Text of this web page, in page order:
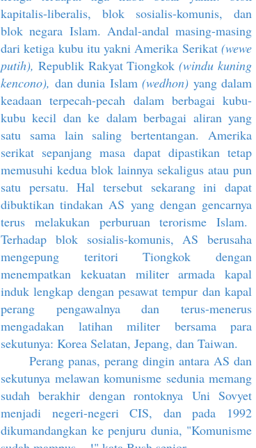
kapitalis-liberalis, blok sosialis-komunis, dan
blok negara Islam. Andal-andal masing-masing
dari ketiga kubu itu yakni Amerika Serikat (wewe
putih), Republik Rakyat Tiongkok(windu kuning
kencono), dan dunia Islam (wedhon) yang dalam
keadaan terpecah-pecah dalam berbagai kubu-
kubu kecil dan ke dalam berbagai aliran yang
satu sama lain saling bertentangan. Amerika
serikat sepanjang masa dapat dipastikan tetap
memusuhi kedua blok lainnya sekaligus atau pun
satu persatu. Hal tersebut sekarang ini dapat
dibuktikan tindakan AS yang dengan gencarnya
terus melakukan perburuan terorisme Islam.
Terhadap blok sosialis-komunis, AS berusaha
mengepung teritori Tiongkok dengan
menempatkan kekuatan militer armada kapal
induk lengkap dengan pesawat tempur dan kapal
perang pengawalnya dan terus-menerus
mengadakan latihan militer bersama para
sekutunya: Korea Selatan, Jepang, dan Taiwan.
Perang panas, perang dingin antara AS dan
sekutunya melawan komunisme sedunia memang
sudah berakhir dengan rontoknya Uni Sovyet
menjadi negeri-negeri CIS, dan pada 1992
dikumandangkan ke penjuru dunia, "Komunisme